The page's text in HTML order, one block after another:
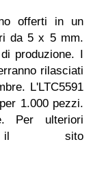
offerti in un
da 5 x 5 mm.
produzione. I
rilasciati
L'LTC5591
1.000 pezzi.
Per ulteriori
il sito